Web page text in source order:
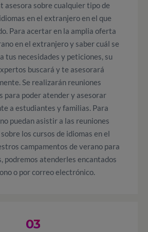
asesora sobre cualquier tipo de
en el extranjero en el que
Para acertar en la amplia oferta
en el extranjero y saber cuál se
tus necesidades y peticiones, su
buscará y te asesorará
Se realizarán reuniones
para poder atender y asesorar
a estudiantes y familias. Para
puedan asistir a las reuniones
los cursos de idiomas en el
campamentos de verano para
podremos atenderles encantados
o por correo electrónico.
03